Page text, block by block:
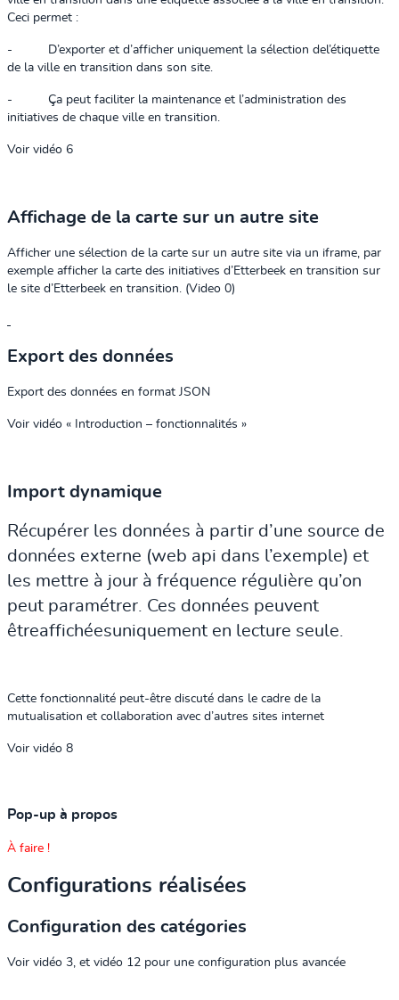
Ceci permet :
-
D’exporter et d’afficher uniquement la sélection del’étiquette
de la ville en transition dans son site.
-
Ça peut faciliter la maintenance et l’administration des
initiatives de chaque ville en transition.
Voir vidéo 6
Affichage de la carte sur un autre site
Afficher une sélection de la carte sur un autre site via un iframe, par
exemple afficher la carte des initiatives d’Etterbeek en transition sur
le site d’Etterbeek en transition. (Video 0)
Export des données
Export des données en format JSON
Voir vidéo « Introduction – fonctionnalités »
Import dynamique
Récupérer les données à partir d’une source de
données externe (web api dans l’exemple) et
les mettre à jour à fréquence régulière qu’on
peut paramétrer. Ces données peuvent
êtreaffichéesuniquement en lecture seule.
Cette fonctionnalité peut-être discuté dans le cadre de la
mutualisation et collaboration avec d’autres sites internet
Voir vidéo 8
Pop-up à propos
À faire !
Configurations réalisées
Configuration des catégories
Voir vidéo 3, et vidéo 12 pour une configuration plus avancée